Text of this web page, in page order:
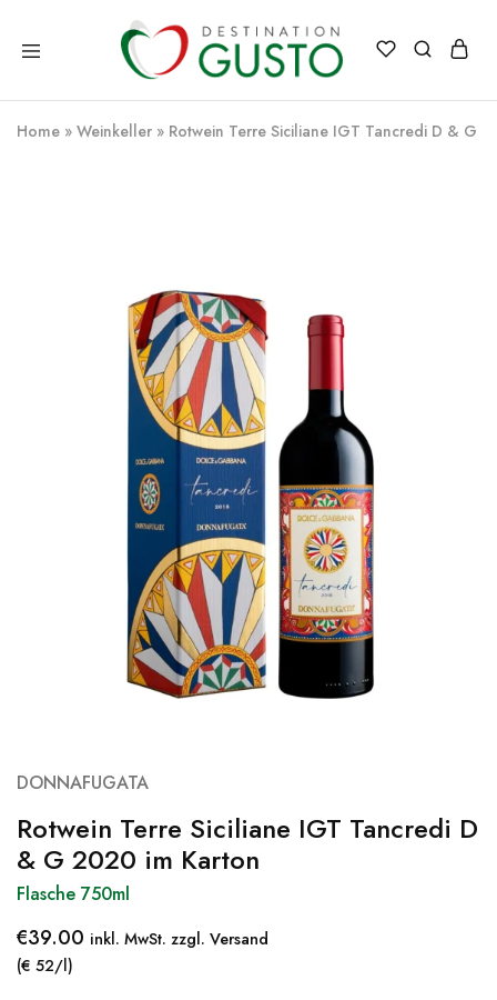
Destination
Gusto
Italienische
Exzellenz
–
100%
Home » Weinkeller » Rotwein Terre Siciliane IGT Tancredi D & G
DONNAFUGATA
Rotwein Terre Siciliane IGT Tancredi D
& G 2020 im Karton
Flasche 750ml
€39.00 inkl. MwSt. zzgl. Versand
(€ 52/l)